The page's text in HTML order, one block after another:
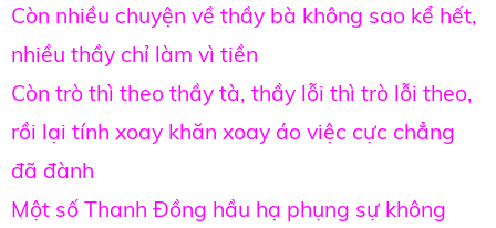
Còn nhiều chuyện về thầy bà không sao kể hết,
nhiều thầy chỉ làm vì tiền
Còn trò thì theo thầy tà, thầy lỗi thì trò lỗi theo,
rồi lại tính xoay khăn xoay áo việc cực chẳng
đã đành
Một số Thanh Đồng hầu hạ phụng sự không